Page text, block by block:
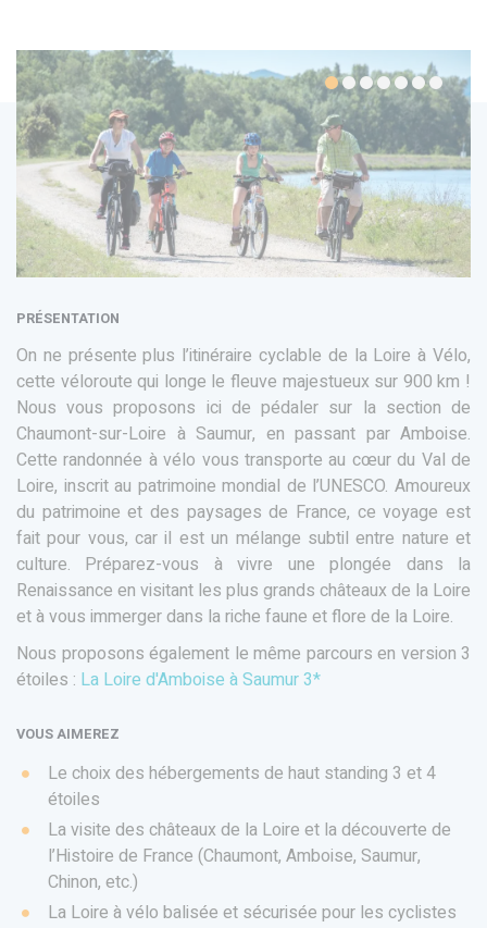
PRÉSENTATION
On ne présente plus l’itinéraire cyclable de la Loire à Vélo,
cette véloroute qui longe le fleuve majestueux sur 900 km !
Nous vous proposons ici de pédaler sur la section de
Chaumont-sur-Loire à Saumur, en passant par Amboise.
Cette randonnée à vélo vous transporte au cœur du Val de
Loire, inscrit au patrimoine mondial de l’UNESCO. Amoureux
du patrimoine et des paysages de France, ce voyage est
fait pour vous, car il est un mélange subtil entre nature et
culture. Préparez-vous à vivre une plongée dans la
Renaissance en visitant les plus grands châteaux de la Loire
et à vous immerger dans la riche faune et flore de la Loire.
Nous proposons également le même parcours en version 3
étoiles : La Loire d'Amboise à Saumur 3*
VOUS AIMEREZ
Le choix des hébergements de haut standing 3 et 4
étoiles
La visite des châteaux de la Loire et la découverte de
l’Histoire de France (Chaumont, Amboise, Saumur,
Chinon, etc.)
La Loire à vélo balisée et sécurisée pour les cyclistes